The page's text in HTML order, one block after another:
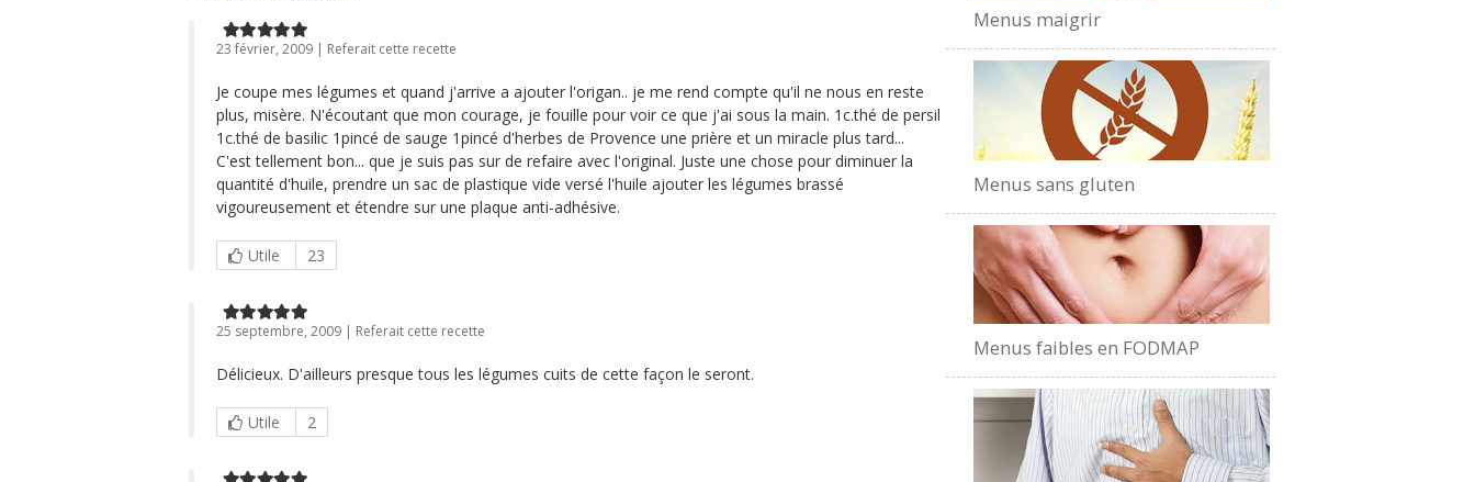
23 février, 2009 | Referait cette recette
Je coupe mes légumes et quand j'arrive a ajouter l'origan.. je me rend compte qu'il ne nous en reste
plus, misère. N'écoutant que mon courage, je fouille pour voir ce que j'ai sous la main. 1c.thé de persil
1c.thé de basilic 1pincé de sauge 1pincé d'herbes de Provence une prière et un miracle plus tard...
C'est tellement bon... que je suis pas sur de refaire avec l'original. Juste une chose pour diminuer la
quantité d'huile, prendre un sac de plastique vide versé l'huile ajouter les légumes brassé
vigoureusement et étendre sur une plaque anti-adhésive.
Utile 23
25 septembre, 2009 | Referait cette recette
Délicieux. D'ailleurs presque tous les légumes cuits de cette façon le seront.
Utile 2
Menus maigrir
Menus sans gluten
Menus faibles en FODMAP